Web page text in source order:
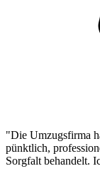
"Die Umzugsfirma
pünktlich,
Sorgfalt behandelt.